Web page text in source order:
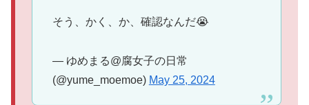
そう、かく、か、確認なんだ😭
— ゆめまる@腐女子の日常
(@yume_moemoe) May 25, 2024